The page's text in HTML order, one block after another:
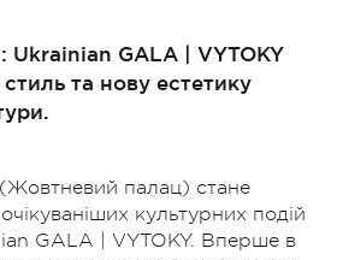
Ukrainian GALA | VYTOKY
та нову естетику
палац) стане
культурних подій
GALA | VYTOKY. Вперше в